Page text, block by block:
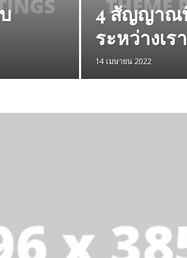
4 สัญญาณ
ระหว่างเรา
14 เมษายน 2022